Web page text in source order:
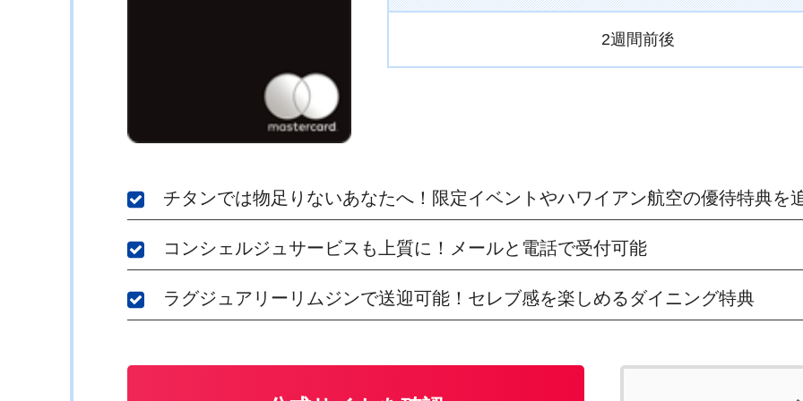
2週間前後
チタンでは物足りないあなたへ！限定イベントやハワイアン航空の優待特典を
コンシェルジュサービスも上質に！メールと電話で受付可能
ラグジュアリーリムジンで送迎可能！セレブ感を楽しめるダイニング特典